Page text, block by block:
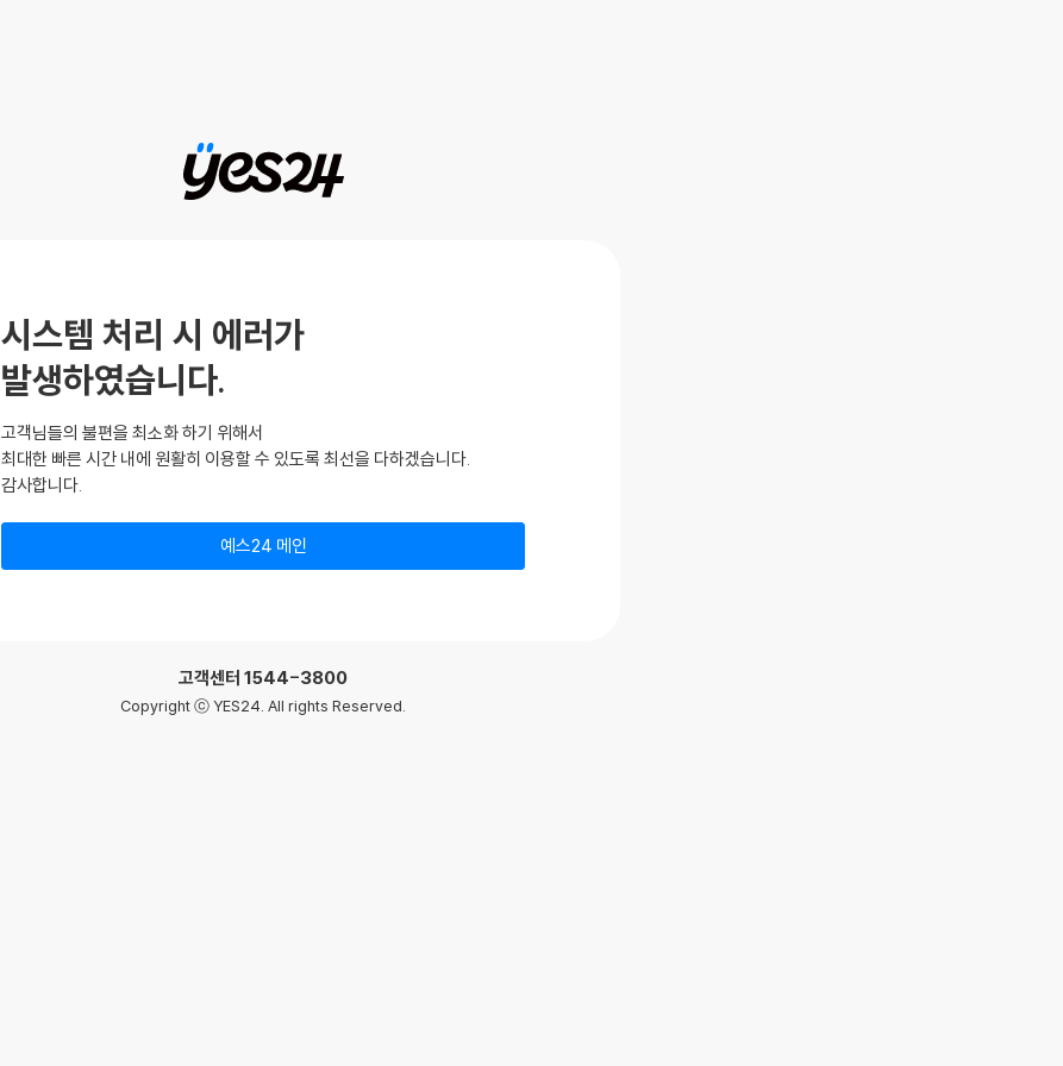
시스템 처리 시 에러가
발생하였습니다.
고객님들의 불편을 최소화 하기 위해서
최대한 빠른 시간 내에 원활히 이용할 수 있도록 최선을 다하겠습니다.
감사합니다.
예스24 메인
고객센터 1544-3800
Copyright ⓒ YES24. All rights Reserved.